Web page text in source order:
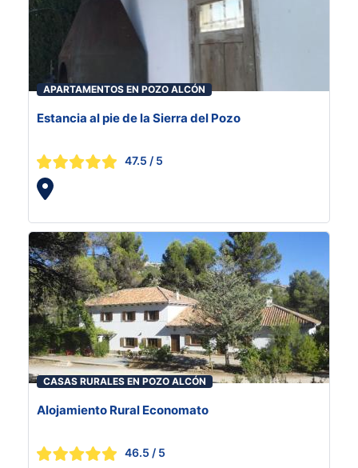
APARTAMENTOS EN POZO ALCÓN
Estancia al pie de la Sierra del Pozo
47.5 / 5
CASAS RURALES EN POZO ALCÓN
Alojamiento Rural Economato
46.5 / 5